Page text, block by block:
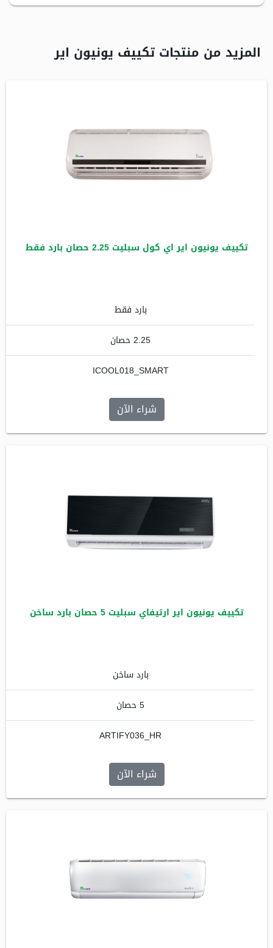
المزيد من منتجات تكييف يونيون اير
تكييف يونيون اير اي كول سبليت 2.25 حصان بارد فقط
بارد فقط
2.25 حصان
ICOOL018_SMART
شراء الآن
تكييف يونيون اير ارتيفاي سبليت 5 حصان بارد ساخن
بارد ساخن
5 حصان
ARTIFY036_HR
شراء الآن